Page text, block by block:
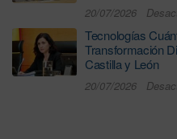
20/07/2026
Tecnologías
Transformación
Castilla y León
20/07/2026